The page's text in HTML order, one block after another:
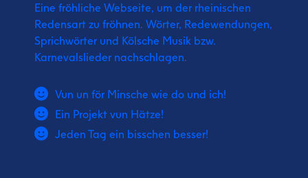
Eine fröhliche Webseite, um der rheinischen
Redensart zu fröhnen. Wörter, Redewendungen,
Sprichwörter und Kölsche Musik bzw.
Karnevalslieder nachschlagen.
Vun un för Minsche wie do und ich!
Ein Projekt vun Hätze!
Jeden Tag ein bisschen besser!